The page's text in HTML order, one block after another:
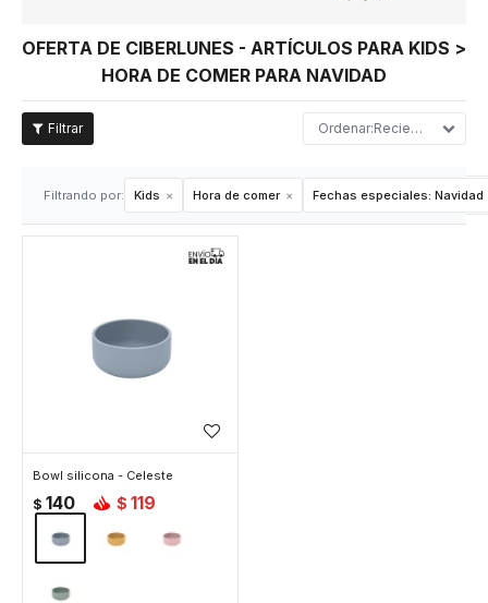
OFERTA DE CIBERLUNES - ARTÍCULOS PARA KIDS >
HORA DE COMER PARA NAVIDAD
Recientes
Filtrando por: Kids Hora de comer Fechas especiales: Navidad
Bowl silicona - Celeste
$ 140 $ 119